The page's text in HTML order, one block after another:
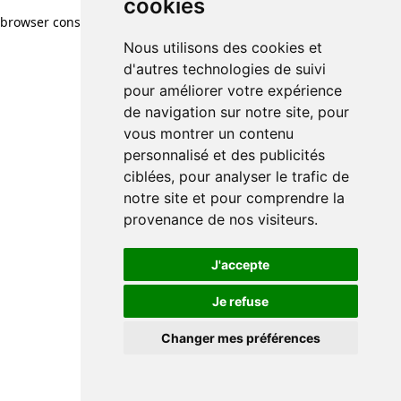
cookies
Nous utilisons des cookies et
d'autres technologies de suivi
pour améliorer votre expérience
de navigation sur notre site, pour
vous montrer un contenu
personnalisé et des publicités
ciblées, pour analyser le trafic de
notre site et pour comprendre la
provenance de nos visiteurs.
J'accepte
Je refuse
Changer mes préférences
browser console for more information)